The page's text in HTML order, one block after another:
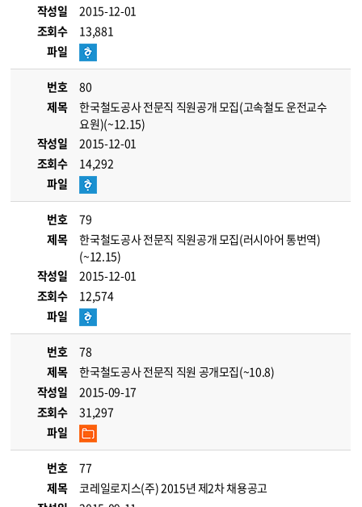
작성일
2015-12-01
조회수
13,881
파일
번호
80
제목
한국철도공사 전문직 직원공개 모집(고속철도 운전교수
요원)(~12.15)
작성일
2015-12-01
조회수
14,292
파일
번호
79
제목
한국철도공사 전문직 직원공개 모집(러시아어 통번역)
(~12.15)
작성일
2015-12-01
조회수
12,574
파일
번호
78
제목
한국철도공사 전문직 직원 공개모집(~10.8)
작성일
2015-09-17
조회수
31,297
파일
번호
77
제목
코레일로지스(주) 2015년 제2차 채용공고